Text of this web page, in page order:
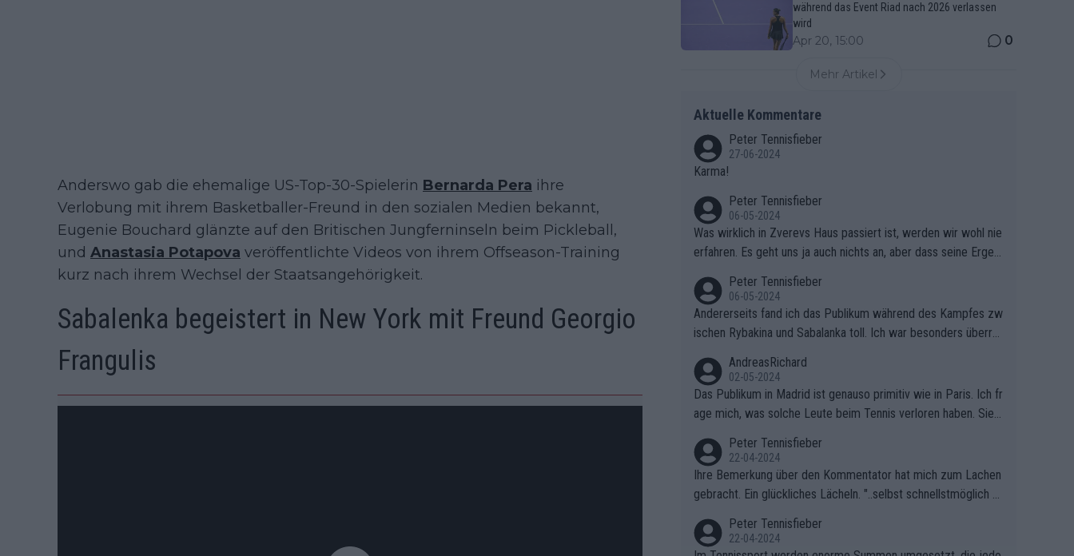
Anderswo gab die ehemalige US-Top-30-Spielerin Bernarda Pera ihre
Verlobung mit ihrem Basketballer-Freund in den sozialen Medien bekannt,
Eugenie Bouchard glänzte auf den Britischen Jungferninseln beim Pickleball,
und Anastasia Potapova veröffentlichte Videos von ihrem Offseason-Training
kurz nach ihrem Wechsel der Staatsangehörigkeit.
Sabalenka begeistert in New York mit Freund Georgio
Frangulis
während das Event Riad nach 2026 verlassen
wird
Apr 20, 15:00 0
Mehr Artikel
Aktuelle Kommentare
Peter Tennisfieber
27-06-2024
Karma!
Peter Tennisfieber
06-05-2024
Was wirklich in Zverevs Haus passiert ist, werden wir wohl nie
erfahren. Es geht uns ja auch nichts an, aber dass seine Ergeb
Peter Tennisfieber
06-05-2024
Andererseits fand ich das Publikum während des Kampfes zw
ischen Rybakina und Sabalanka toll. Ich war besonders überras
AndreasRichard
02-05-2024
Das Publikum in Madrid ist genauso primitiv wie in Paris. Ich fr
age mich, was solche Leute beim Tennis verloren haben. Sie s
ben.
Peter Tennisfieber
22-04-2024
Ihre Bemerkung über den Kommentator hat mich zum Lachen
gebracht. Ein glückliches Lächeln. "..selbst schnellstmöglich na
Peter Tennisfieber
22-04-2024